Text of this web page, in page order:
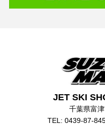
JET SKI
千葉県富
TEL: 0439-87-